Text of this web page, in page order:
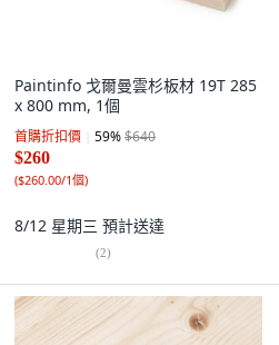
Paintinfo 戈爾曼雲杉板材 19T 285
x 800 mm, 1個
首購折扣價 59%$640
$260
($260.00/1個)
8/12 星期三 預計送達
(2)